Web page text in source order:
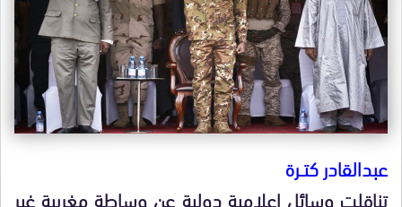
عبدالقادر كتــرة
تناقلت وسائل إعلامية دولية عن وساطة مغربية غير